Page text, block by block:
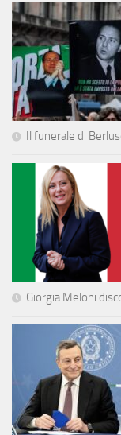
Il funerale di
Giorgia Meloni